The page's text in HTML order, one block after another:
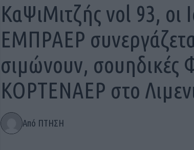
ΚαΨιΜιτζής vol 93, οι
ΕΜΠΡΑΕΡ
σιμώνουν,
ΚΟΡΤΕΝΑΕΡ στο
Από ΠΤΗΣΗ